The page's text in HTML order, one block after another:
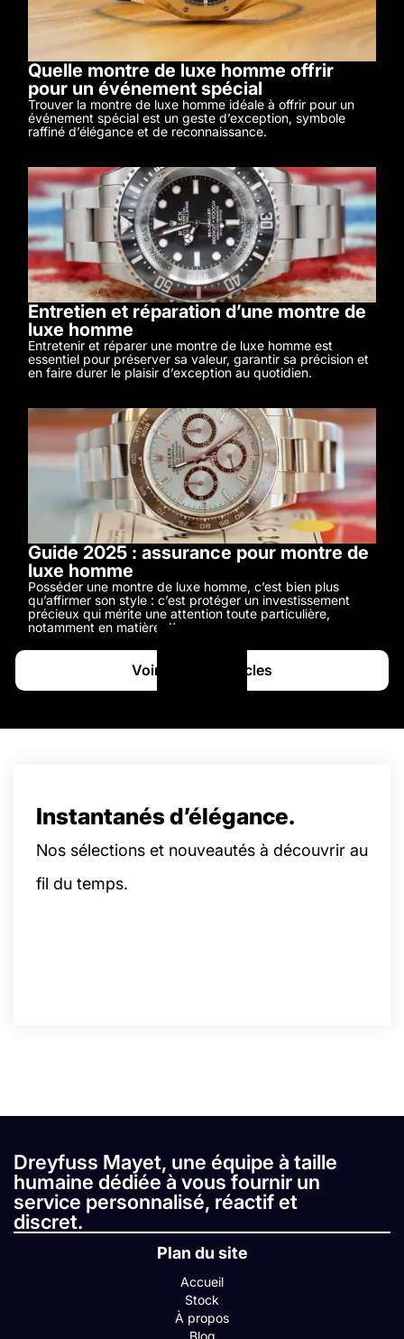
Quelle montre de luxe homme offrir
pour un événement spécial
Trouver la montre de luxe homme idéale à offrir pour un
événement spécial est un geste d’exception, symbole
raffiné d’élégance et de reconnaissance.
Entretien et réparation d’une montre de
luxe homme
Entretenir et réparer une montre de luxe homme est
essentiel pour préserver sa valeur, garantir sa précision et
en faire durer le plaisir d’exception au quotidien.
Guide 2025 : assurance pour montre de
luxe homme
Posséder une montre de luxe homme, c’est bien plus
qu’affirmer son style : c’est protéger un investissement
précieux qui mérite une attention toute particulière,
notamment en matière d’assurance.
Voir tous les articles
Instantanés d’élégance.
Nos sélections et nouveautés à découvrir au
fil du temps.
Dreyfuss Mayet, une équipe à taille
humaine dédiée à vous fournir un
service personnalisé, réactif et
discret.
Plan du site
Accueil
Stock
À propos
Blog